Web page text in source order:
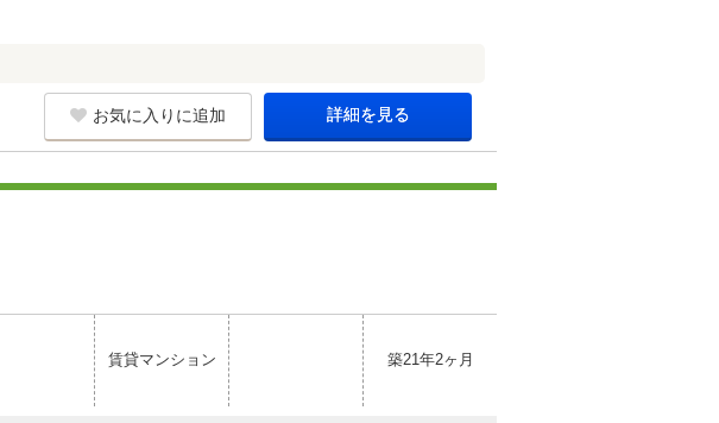
お気に入りに追加 詳細を見る
賃貸マンション 築21年2ヶ月